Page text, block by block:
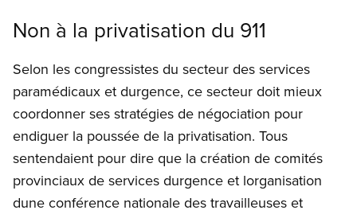
Non à la privatisation du 911
Selon les congressistes du secteur des services
paramédicaux et durgence, ce secteur doit mieux
coordonner ses stratégies de négociation pour
endiguer la poussée de la privatisation. Tous
sentendaient pour dire que la création de comités
provinciaux de services durgence et lorganisation
dune conférence nationale des travailleuses et